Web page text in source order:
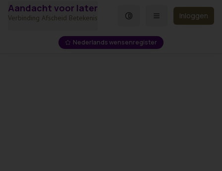
Spring naar hoofdinhoud
Aandacht voor later
Verbinding Afscheid Betekenis Inloggen
Nederlands wensenregister